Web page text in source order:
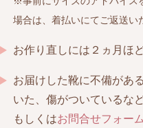
場合は、着払いにてご返送い
お作り直しには２ヵ月ほ
お届けした靴に不備があ
いた、傷がついているな
もしくはお問合せフォー